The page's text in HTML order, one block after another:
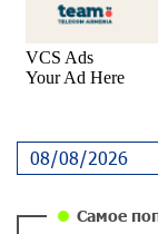
и
Самое